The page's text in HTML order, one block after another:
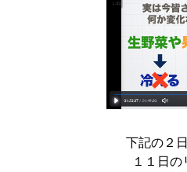
下記の２
１１日